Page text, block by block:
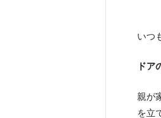
いつ
ドア
親が
を立